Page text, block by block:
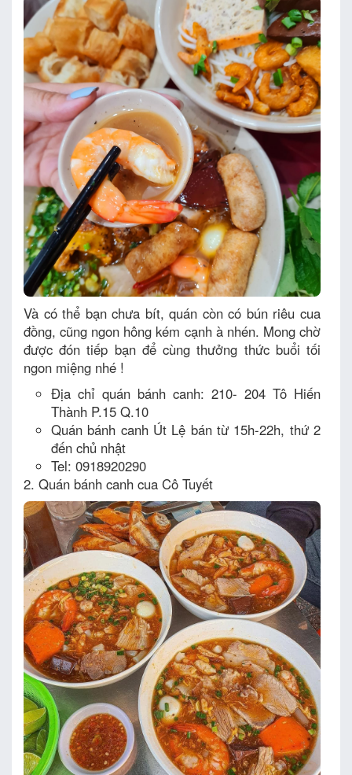
Và có thể bạn chưa bít, quán còn có bún riêu cua
đồng, cũng ngon hông kém cạnh à nhén. Mong chờ
được đón tiếp bạn để cùng thưởng thức buổi tối
ngon miệng nhé !
Địa chỉ quán bánh canh: 210- 204 Tô Hiến
Thành P.15 Q.10
Quán bánh canh Út Lệ bán từ 15h-22h, thứ 2
đến chủ nhật
Tel: 0918920290
2. Quán bánh canh cua Cô Tuyết